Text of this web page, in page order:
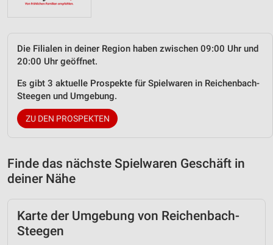
Die Filialen in deiner Region haben zwischen 09:00 Uhr und
20:00 Uhr geöffnet.
Es gibt 3 aktuelle Prospekte für Spielwaren in Reichenbach-
Steegen und Umgebung.
ZU DEN PROSPEKTEN
Finde das nächste Spielwaren Geschäft in
deiner Nähe
Karte der Umgebung von Reichenbach-
Steegen